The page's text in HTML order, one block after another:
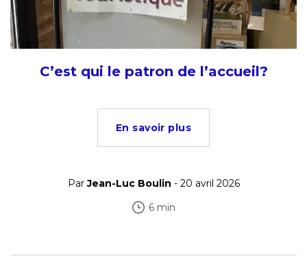
C’est qui le patron de l’accueil?
En savoir plus
ParJean-Luc Boulin - 20 avril 2026
6 min